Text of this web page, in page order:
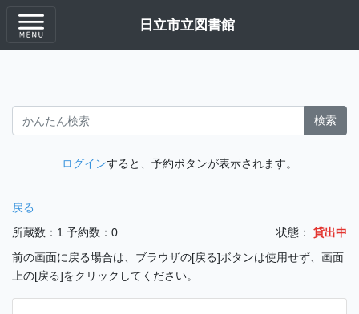
日立市立図書館
検索
ログインすると、予約ボタンが表示されます。
戻る
所蔵数：1 予約数：0 状態：
貸出中
前の画面に戻る場合は、ブラウザの[戻る]ボタンは使用せず、画面
上の[戻る]をクリックしてください。